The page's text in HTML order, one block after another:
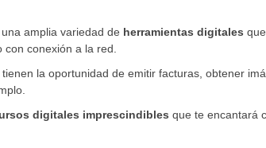
amplia variedad de herramientas digitales que
con conexión a la red.
la oportunidad de emitir facturas, obtener
digitales imprescindibles que te encantará